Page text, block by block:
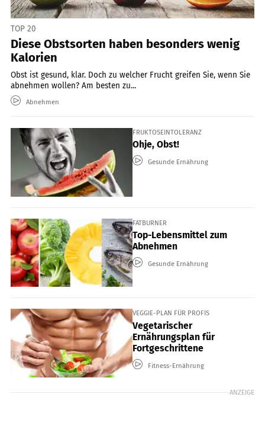
TOP 20
Diese Obstsorten haben besonders wenig
Kalorien
Obst ist gesund, klar. Doch zu welcher Frucht greifen Sie, wenn Sie
abnehmen wollen? Am besten zu...
Abnehmen
FRUKTOSEINTOLERANZ
Ohje, Obst!
Gesunde Ernährung
FATBURNER
Top-Lebensmittel zum
Abnehmen
Gesunde Ernährung
VEGGIE-PLAN FÜR PROFIS
Vegetarischer
Ernährungsplan für
Fortgeschrittene
Fitness-Ernährung
ANZEIGE